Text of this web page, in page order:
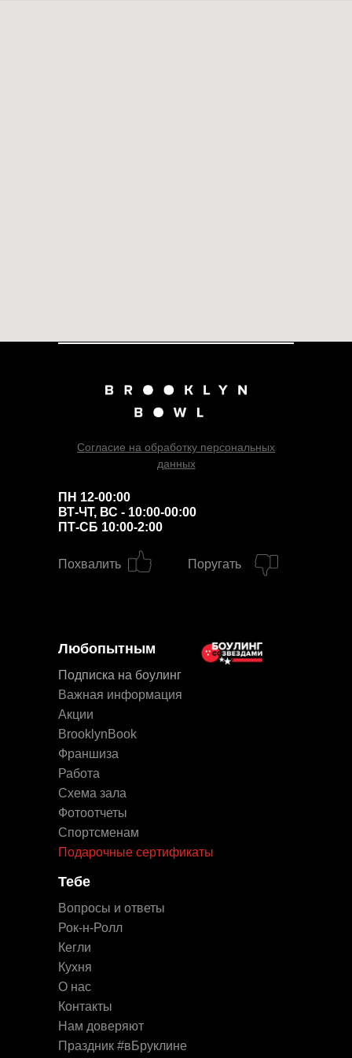
Согласие на обработку персональных
данных
Работа
Кегли
Спортсменам
Кухня
Фотоотчеты
Рок-н-Ролл
Схема зала
О нас
Важная информация
Похвалить Поругать
Праздник #вБруклине
Нам доверяют
Контакты
Подписка на боулинг
Франшиза
Подарочные сертификаты
Вопросы и ответы
Акции
Любопытным
Тебе
BrooklynBook
ПН 12-00:00
ВТ-ЧТ, ВС - 10:00-00:00
ПТ-СБ 10:00-2:00